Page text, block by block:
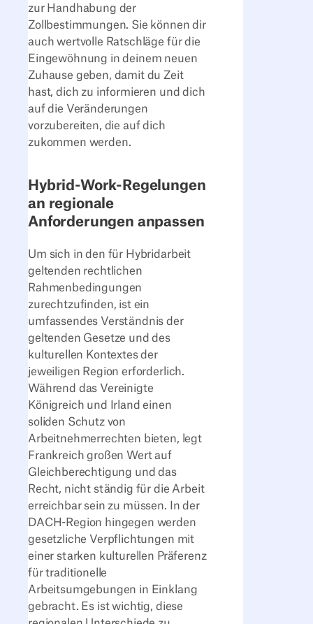
zur Handhabung der
Zollbestimmungen. Sie können dir
auch wertvolle Ratschläge für die
Eingewöhnung in deinem neuen
Zuhause geben, damit du Zeit
hast, dich zu informieren und dich
auf die Veränderungen
vorzubereiten, die auf dich
zukommen werden.
Hybrid-Work-Regelungen
an regionale
Anforderungen anpassen
Um sich in den für Hybridarbeit
geltenden rechtlichen
Rahmenbedingungen
zurechtzufinden, ist ein
umfassendes Verständnis der
geltenden Gesetze und des
kulturellen Kontextes der
jeweiligen Region erforderlich.
Während das Vereinigte
Königreich und Irland einen
soliden Schutz von
Arbeitnehmerrechten bieten, legt
Frankreich großen Wert auf
Gleichberechtigung und das
Recht, nicht ständig für die Arbeit
erreichbar sein zu müssen. In der
DACH-Region hingegen werden
gesetzliche Verpflichtungen mit
einer starken kulturellen Präferenz
für traditionelle
Arbeitsumgebungen in Einklang
gebracht. Es ist wichtig, diese